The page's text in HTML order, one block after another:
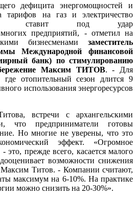
дефицита энергомощностей и
тарифов на газ и электричество
ставит под удар
многих предприятий, - отметил на
бизнесменами заместитель
Международной финансовой
банк) по стимулированию
Максим ТИТОВ. - Для
где отопительный сезон длится 9
использования энергоресурсов
встречи с архангельскими
что предприниматели готовы
Но многие не уверены, что это
эффект. «Огромное
это, прежде всего, касается малого
возможности снижения
Максим Титов. - Компании считают,
максимум на 6-10%. На практике
можно снизить на 20-30%».